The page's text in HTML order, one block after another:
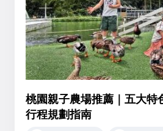
桃園親子農場推薦｜五大特
行程規劃指南